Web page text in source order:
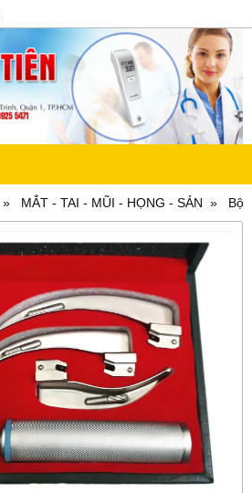
MẮT - TAI - MŨI - HỌNG - SẢN Bộ